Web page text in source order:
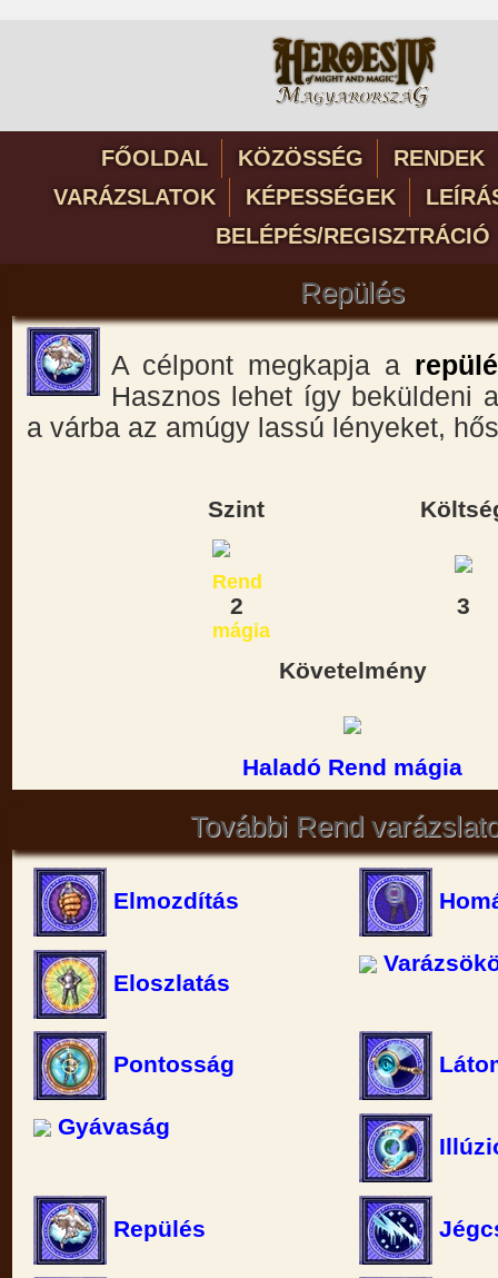
FŐOLDAL KÖZÖSSÉG
RENDEK
VARÁZSLATOK
KÉPESSÉGEK
BELÉPÉS/REGISZTRÁCIÓ
Repülés
A célpont megkapja a
Hasznos lehet így beküldeni
a várba az amúgy lassú lényeket,
Szint
2 3
Követelmény
Haladó Rend mágia
További Rend
Elmozdítás
Eloszlatás
Pontosság
Gyávaság
Repülés